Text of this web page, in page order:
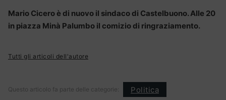
Mario Cicero è di nuovo il sindaco di Castelbuono. Alle 20
in piazza Minà Palumbo il comizio di ringraziamento.
Tutti gli articoli dell'autore
Questo articolo fa parte delle categorie: Politica